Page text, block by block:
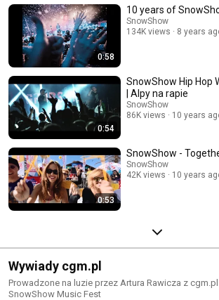
0:58
10 years of
SnowShow
134K views
8 years
0:54
SnowShow Hip Hop
| Alpy na rapie
SnowShow
86K views
10 years
0:53
SnowShow -
SnowShow
42K views
10 years
Wywiady cgm.pl
Prowadzone na luzie przez Artura Rawicza z
SnowShow Music Fest